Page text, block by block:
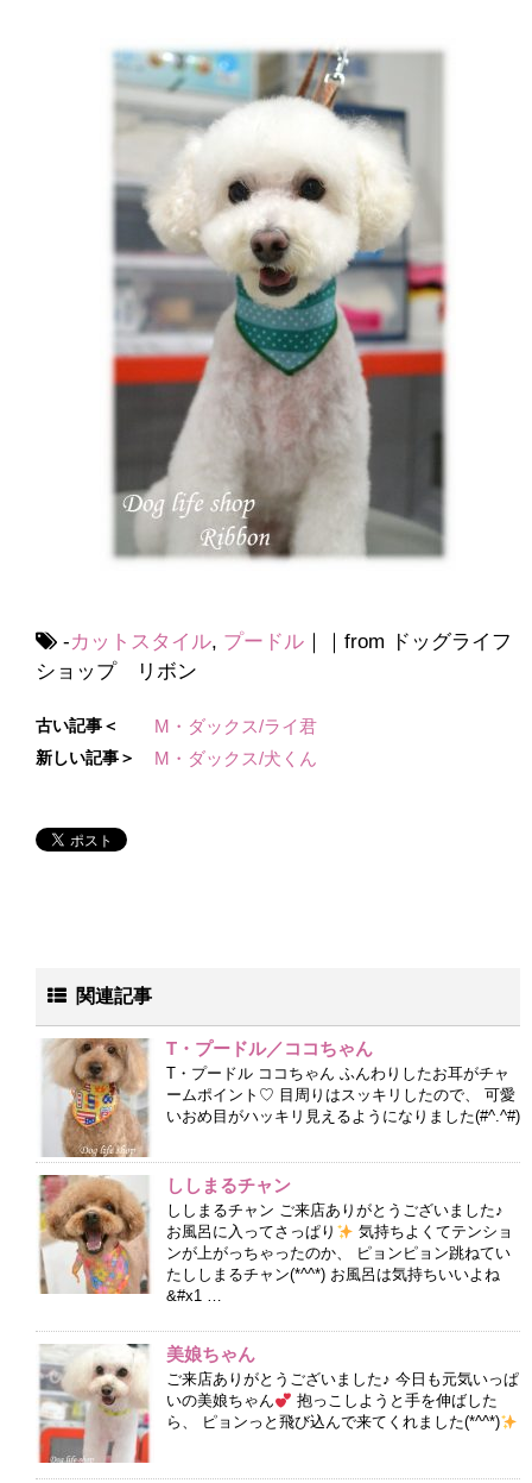
-カットスタイル, プードル ｜｜from ドッグライフ
ショップ リボン
古い記事＜ M・ダックス/ライ君
新しい記事＞ M・ダックス/犬くん
関連記事
T・プードル／ココちゃん
T・プードル ココちゃん ふんわりしたお耳がチャ
ームポイント♡ 目周りはスッキリしたので、 可愛
いおめ目がハッキリ見えるようになりました(#^.^#)
ししまるチャン
ししまるチャン ご来店ありがとうございました♪
お風呂に入ってさっぱり
気持ちよくてテンショ
ンが上がっちゃったのか、 ピョンピョン跳ねてい
たししまるチャン(*^^*) お風呂は気持ちいいよね
&#x1 …
美娘ちゃん
ご来店ありがとうございました♪ 今日も元気いっぱ
いの美娘ちゃん
抱っこしようと手を伸ばした
ら、 ピョンっと飛び込んで来てくれました(*^^*)